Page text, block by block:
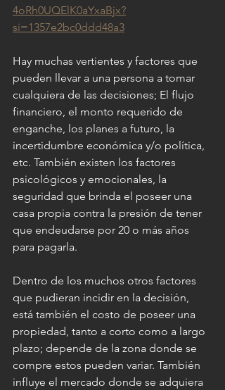
4oRh0UQElK0aYxaBjx?
si=1357e2bc0ddd48a3
Hay muchas vertientes y factores que
pueden llevar a una persona a tomar
cualquiera de las decisiones; El flujo
financiero, el monto requerido de
enganche, los planes a futuro, la
incertidumbre económica y/o política,
etc. También existen los factores
psicológicos y emocionales, la
seguridad que brinda el poseer una
casa propia contra la presión de tener
que endeudarse por 20 o más años
para pagarla.
Dentro de los muchos otros factores
que pudieran incidir en la decisión,
está también el costo de poseer una
propiedad, tanto a corto como a largo
plazo; depende de la zona donde se
compre estos pueden variar. También
influye el mercado donde se adquiera